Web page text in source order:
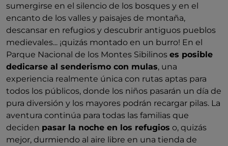
sumergirse en el silencio de los bosques y en el
encanto de los valles y paisajes de montaña,
descansar en refugios y descubrir antiguos pueblos
medievales... ¡quizás montado en un burro! En el
Parque Nacional de los Montes Sibilinos es posible
dedicarse al senderismo con mulas, una
experiencia realmente única con rutas aptas para
todos los públicos, donde los niños pasarán un día de
pura diversión y los mayores podrán recargar pilas. La
aventura continúa para todas las familias que
deciden pasar la noche en los refugios o, quizás
mejor, durmiendo al aire libre en una tienda de